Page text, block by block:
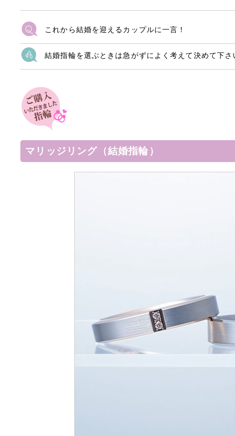
これから結婚を迎えるカップルに一言！
結婚指輪を選ぶときは急がずによく考えて決めて下さ
マリッジリング（結婚指輪）